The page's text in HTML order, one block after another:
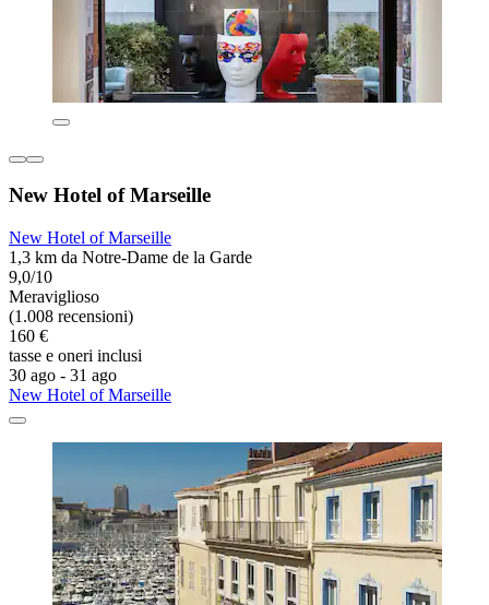
New Hotel of Marseille
New Hotel of Marseille
1,3 km da Notre-Dame de la Garde
9,0/10
Meraviglioso
(1.008 recensioni)
160 €
tasse e oneri inclusi
30 ago - 31 ago
New Hotel of Marseille